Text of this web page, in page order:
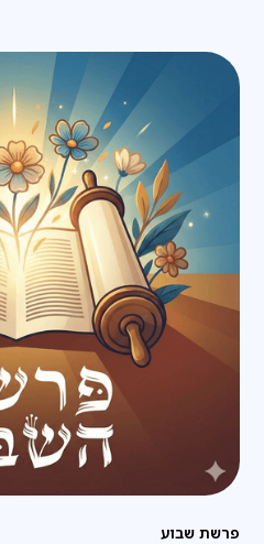
פרשת שבוע